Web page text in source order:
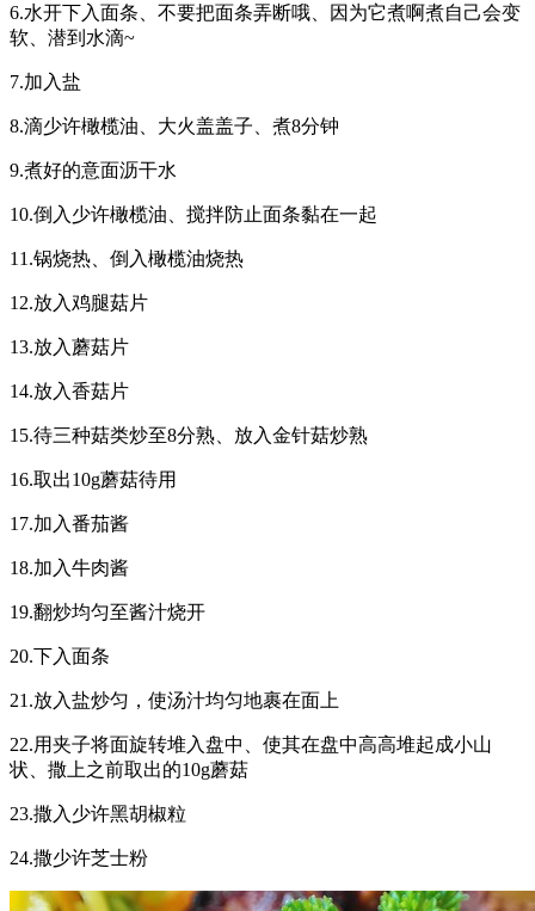
6.水开下入面条、不要把面条弄断哦、因为它煮啊煮自己会变
软、潜到水滴~
7.加入盐
8.滴少许橄榄油、大火盖盖子、煮8分钟
9.煮好的意面沥干水
10.倒入少许橄榄油、搅拌防止面条黏在一起
11.锅烧热、倒入橄榄油烧热
12.放入鸡腿菇片
13.放入蘑菇片
14.放入香菇片
15.待三种菇类炒至8分熟、放入金针菇炒熟
16.取出10g蘑菇待用
17.加入番茄酱
18.加入牛肉酱
19.翻炒均匀至酱汁烧开
20.下入面条
21.放入盐炒匀，使汤汁均匀地裹在面上
22.用夹子将面旋转堆入盘中、使其在盘中高高堆起成小山
状、撒上之前取出的10g蘑菇
23.撒入少许黑胡椒粒
24.撒少许芝士粉